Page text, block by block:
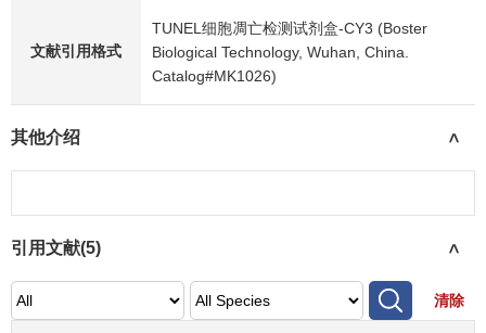
文献引用格式
TUNEL细胞凋亡检测试剂盒-CY3 (Boster
Biological Technology, Wuhan, China.
Catalog#MK1026)
其他介绍 >
引用文献(5) >
清除